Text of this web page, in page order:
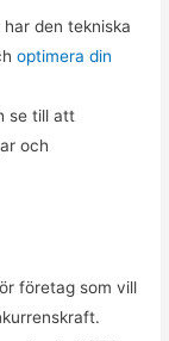
den tekniska
optimera din
se till att
och
företag som vill